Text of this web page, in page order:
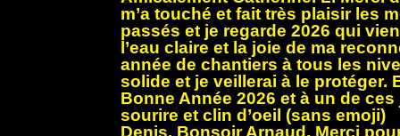
m’a touché et fait très plaisir les
passés et je regarde 2026 qui
l’eau claire et la joie de ma
année de chantiers à tous les
solide et je veillerai à le protéger.
Bonne Année 2026 et à un de
sourire et clin d’oeil (sans emoji)
Denis. Bonsoir Arnaud, Merci